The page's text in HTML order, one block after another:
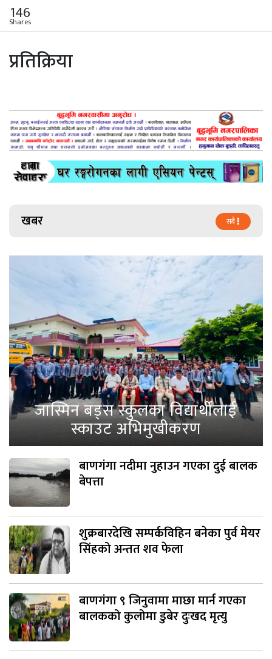
146
Shares
प्रतिक्रिया
खबर सबै
जास्मिन बड्स स्कुलका विद्यार्थीलाई
स्काउट अभिमुखीकरण
बाणगंगा नदीमा नुहाउन गएका दुई बालक
बेपत्ता
शुक्रबारदेखि सम्पर्कविहिन बनेका पुर्व मेयर
सिंहको अन्तत शव फेला
बाणगंगा ९ जिनुवामा माछा मार्न गएका
बालकको कुलोमा डुबेर दुःखद मृत्यु